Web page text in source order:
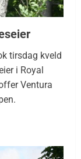
tirsdag kveld
i Royal
Ventura